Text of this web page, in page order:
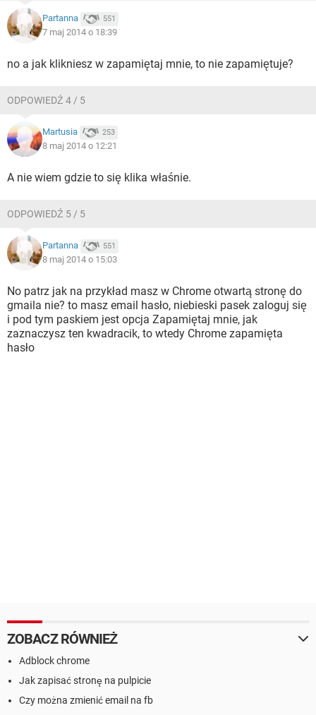
Partanna 551
7 maj 2014 o 18:39
no a jak klikniesz w zapamiętaj mnie, to nie zapamiętuje?
ODPOWIEDŹ 4 / 5
Martusia 253
8 maj 2014 o 12:21
A nie wiem gdzie to się klika właśnie.
ODPOWIEDŹ 5 / 5
Partanna 551
8 maj 2014 o 15:03
No patrz jak na przykład masz w Chrome otwartą stronę do
gmaila nie? to masz email hasło, niebieski pasek zaloguj się
i pod tym paskiem jest opcja Zapamiętaj mnie, jak
zaznaczysz ten kwadracik, to wtedy Chrome zapamięta
hasło
ZOBACZ RÓWNIEŻ
Adblock chrome
Jak zapisać stronę na pulpicie
Czy można zmienić email na fb